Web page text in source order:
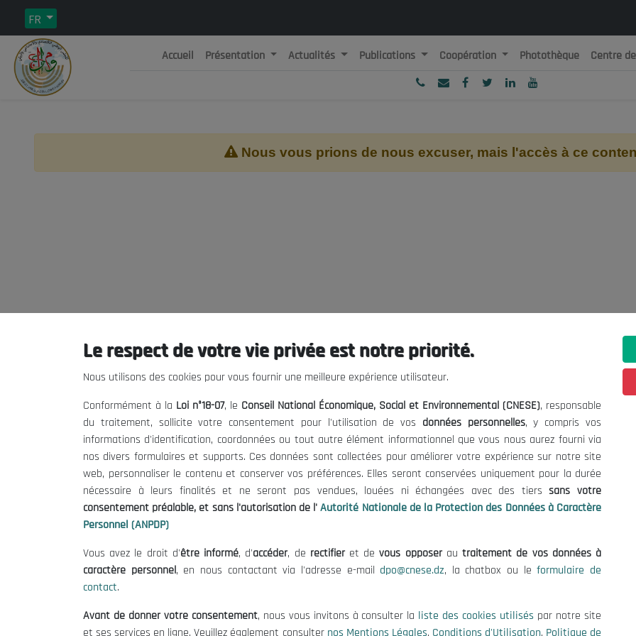
FR
République Algérienne Démocratique et Populaire
Accueil Présentation Actualités Publications Coopération Photothèque Centre
Nous vous prions de nous excuser, mais l'accès à ce
Le CNESE
Le président
Organisation
Publications
Informations utiles
Mentions Légales
Conditions d'Utilisation
Politique de Protection des Données
Politique des Cookies
contact@cnese.dz
Suggestions ou Initiatives ?
Newsletter
Inscrivez-vous, soyez le premier à
nos dernières nouvelles.
Suivez-Nous!
© 2026 Conseil National Économique, Social et Environnemental
Le respect de votre vie privée est notre priorité.
Nous utilisons des cookies pour vous fournir une meilleure expérience utilisateur.
Conformément à la Loi n°18-07, le Conseil National Économique, Social et Environnemental (CNESE), responsable
du traitement, sollicite votre consentement pour l'utilisation de vos données personnelles, y compris vos
informations d'identification, coordonnées ou tout autre élément informationnel que vous nous aurez fourni via
nos divers formulaires et supports. Ces données sont collectées pour améliorer votre expérience sur notre site
web, personnaliser le contenu et conserver vos préférences. Elles seront conservées uniquement pour la durée
nécessaire à leurs finalités et ne seront pas vendues, louées ni échangées avec des tierssans votre
consentement préalable, et sans l'autorisation de l' Autorité Nationale de la Protection des Données à Caractère
Personnel (ANPDP)
Vous avez le droit d'être informé, d'accéder, de rectifieret devous opposerautraitement de vos données à
caractère personnel, en nous contactant via l'adresse e-mail dpo@cnese.dz, la chatbox ou leformulaire de
contact.
Avant de donner votre consentement, nous vous invitons à consulter la liste des cookies utilisés par notre site
et ses services en ligne. Veuillez également consulter nos Mentions Légales, Conditions d'Utilisation, Politique de